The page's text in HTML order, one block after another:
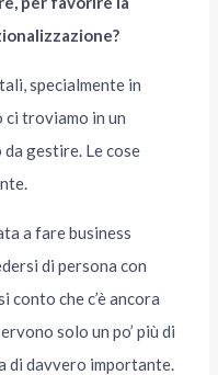
specialmente in
ci troviamo in un
gestire. Le cose
a fare business
di persona con
che c’è ancora
solo un po’ più di
di davvero importante.